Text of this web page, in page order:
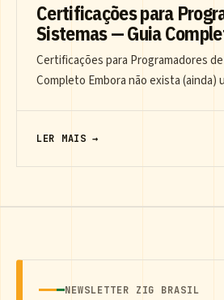
Certificações para
Sistemas — Guia
Certificações para Programadores
Completo Embora não exista (ainda)
LER MAIS →
NEWSLETTER ZIG BRASIL